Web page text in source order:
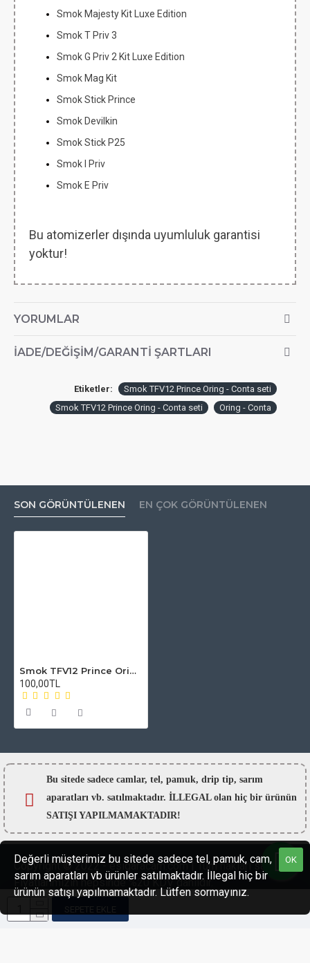
Smok Majesty Kit Luxe Edition
Smok T Priv 3
Smok G Priv 2 Kit Luxe Edition
Smok Mag Kit
Smok Stick Prince
Smok Devilkin
Smok Stick P25
Smok I Priv
Smok E Priv
Bu atomizerler dışında uyumluluk garantisi
yoktur!
YORUMLAR
İADE/DEĞIŞIM/GARANTI ŞARTLARI
Etiketler:
Smok TFV12 Prince Oring - Conta seti
Smok TFV12 Prince Oring - Conta seti
Oring - Conta
SON GÖRÜNTÜLENEN EN ÇOK GÖRÜNTÜLENEN
Smok TFV12 Prince Oring - Conta seti
100,00TL
Bu sitede sadece camlar, tel, pamuk, drip tip, sarım
aparatları vb. satılmaktadır. İLLEGAL olan hiç bir ürünün
SATIŞI YAPILMAMAKTADIR!
Copyright © 2022 - esigaracam.com | Tüm hakları saklıdır.
Fiyatlarımızın hepsinde %20 KDV dahildir.
OK
Değerli müşterimiz bu sitede sadece tel, pamuk, cam,
sarım aparatları vb ürünler satılmaktadır. İllegal hiç bir
ürünün satışı yapılmamaktadır. Lütfen sormayınız.